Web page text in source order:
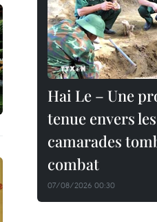
Hai Le – Une
tenue envers les
camarades
combat
07/08/2026 00:30